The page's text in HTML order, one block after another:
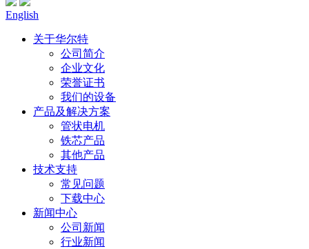
English
关于华尔特
公司简介
企业文化
荣誉证书
我们的设备
产品及解决方案
管状电机
铁芯产品
其他产品
技术支持
常见问题
下载中心
新闻中心
公司新闻
行业新闻